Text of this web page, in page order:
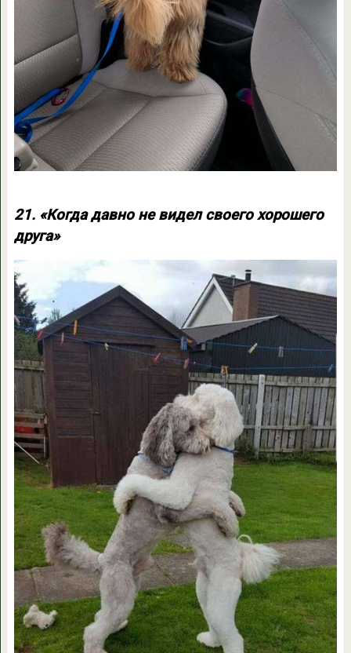
21. «Когда давно не видел своего хорошего
друга»